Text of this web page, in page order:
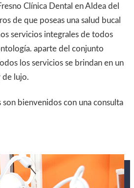
Clínica Dental en Aldea del
de que poseas una salud bucal
servicios integrales de todos
aparte del conjunto
los servicios se brindan en un
lujo.
son bienvenidos con una consulta